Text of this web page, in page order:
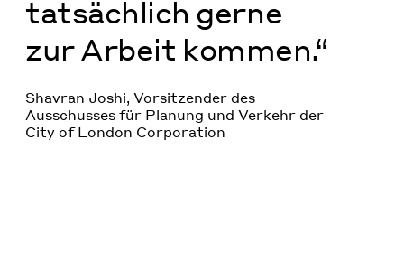
tatsächlich gerne
zur Arbeit kommen.“
Shavran Joshi, Vorsitzender des
Ausschusses für Planung und Verkehr der
City of London Corporation